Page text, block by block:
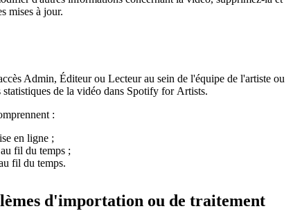
mises à jour.
Admin, Éditeur ou Lecteur au sein de l'équipe de l'artiste ou
de la vidéo dans Spotify for Artists.
:
en ligne ;
fil du temps ;
fil du temps.
d'importation ou de traitement